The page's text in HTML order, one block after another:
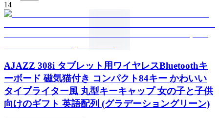
14
AJAZZ 308i タブレット用ワイヤレスBluetoothキ
ーボード 磁気猫付き コンパクト84キー かわいい
タイプライター風 丸型キーキャップ 女の子と子供
向けのギフト 英語配列 (グラデーショングリーン)